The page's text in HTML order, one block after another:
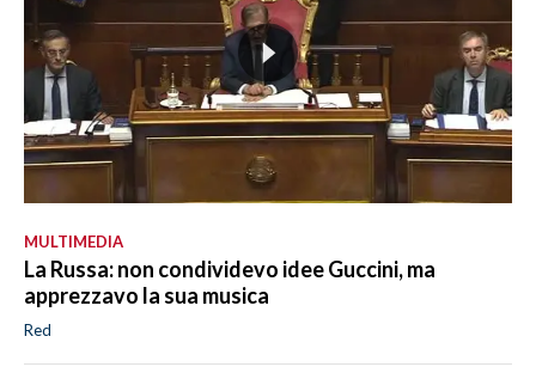
MULTIMEDIA
La Russa: non condividevo idee Guccini, ma
apprezzavo la sua musica
Red